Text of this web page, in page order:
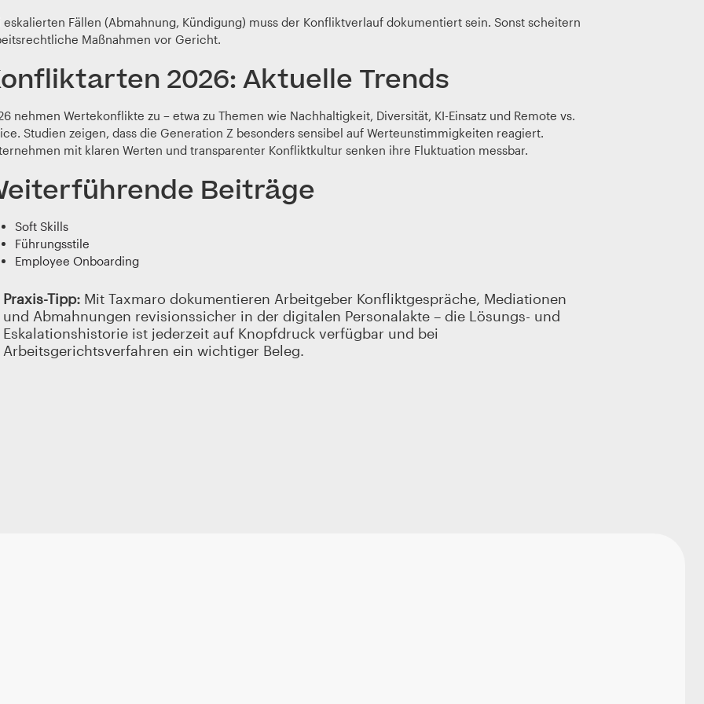
eskalierten Fällen (Abmahnung, Kündigung) muss der Konfliktverlauf dokumentiert sein. Sonst scheitern
Maßnahmen vor Gericht.
2026: Aktuelle Trends
nehmen Wertekonflikte zu – etwa zu Themen wie Nachhaltigkeit, Diversität, KI-Einsatz und Remote vs.
Studien zeigen, dass die Generation Z besonders sensibel auf Werteunstimmigkeiten reagiert.
mit klaren Werten und transparenter Konfliktkultur senken ihre Fluktuation messbar.
Beiträge
Soft Skills
Führungsstile
Employee Onboarding
Praxis-Tipp:Mit Taxmaro dokumentieren Arbeitgeber Konfliktgespräche, Mediationen
und Abmahnungen revisionssicher in der digitalen Personalakte – die Lösungs- und
Eskalationshistorie ist jederzeit auf Knopfdruck verfügbar und bei
Arbeitsgerichtsverfahren ein wichtiger Beleg.